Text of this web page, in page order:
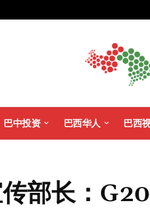
巴中投资 巴西华人 巴西
传部长：